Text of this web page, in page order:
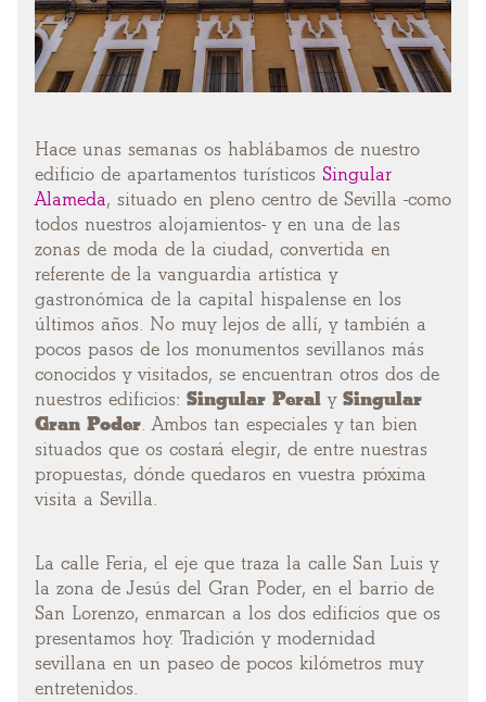
Hace unas semanas os hablábamos de nuestro
edificio de apartamentos turísticos Singular
Alameda, situado en pleno centro de Sevilla -como
todos nuestros alojamientos- y en una de las
zonas de moda de la ciudad, convertida en
referente de la vanguardia artística y
gastronómica de la capital hispalense en los
últimos años. No muy lejos de allí, y también a
pocos pasos de los monumentos sevillanos más
conocidos y visitados, se encuentran otros dos de
nuestros edificios: Singular Peral y Singular
Gran Poder. Ambos tan especiales y tan bien
situados que os costará elegir, de entre nuestras
propuestas, dónde quedaros en vuestra próxima
visita a Sevilla.
La calle Feria, el eje que traza la calle San Luis y
la zona de Jesús del Gran Poder, en el barrio de
San Lorenzo, enmarcan a los dos edificios que os
presentamos hoy. Tradición y modernidad
sevillana en un paseo de pocos kilómetros muy
entretenidos.